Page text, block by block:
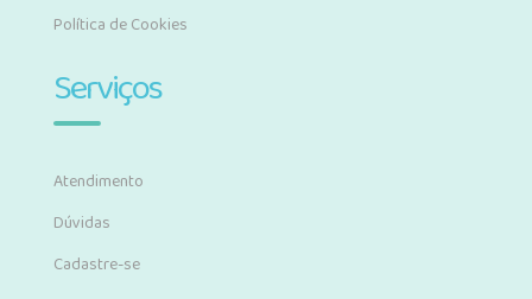
Política de Cookies
Serviços
Atendimento
Dúvidas
Cadastre-se